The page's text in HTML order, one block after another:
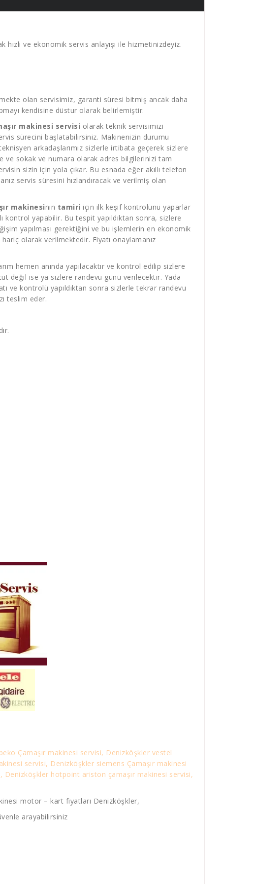
ve ekonomik servis anlayışı ile hizmetinizdeyiz.
olan servisimiz, garanti süresi bitmiş ancak daha
kendisine düstur olarak belirlemiştir.
makinesi servisi olarak teknik servisimizi
sürecini başlatabilirsiniz. Makinenizin durumu
arkadaşlarımız sizlerle irtibata geçerek sizlere
ve sokak ve numara olarak adres bilgilerinizi tam
sizin için yola çıkar. Bu esnada eğer akıllı telefon
servis süresini hızlandıracak ve verilmiş olan
makinesinin tamiri için ilk keşif kontrolünü yaparlar
yapabilir. Bu tespit yapıldıktan sonra, sizlere
yapılması gerektiğini ve bu işlemlerin en ekonomik
olarak verilmektedir. Fiyatı onaylamanız
hemen anında yapılacaktır ve kontrol edilip sizlere
değil ise ya sizlere randevu günü verilecektir. Yada
ve kontrolü yapıldıktan sonra sizlerle tekrar randevu
teslim eder.
Çamaşır makinesi servisi, Denizköşkler vestel
servisi, Denizköşkler siemens Çamaşır makinesi
Denizköşkler hotpoint ariston çamaşır makinesi servisi,
motor – kart fiyatları Denizköşkler,
arayabilirsiniz